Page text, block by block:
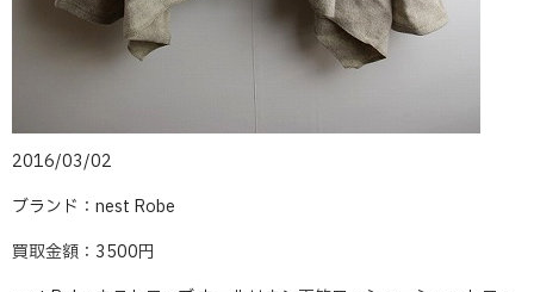
2016/03/02
ブランド：nest Robe
買取金額：3500円